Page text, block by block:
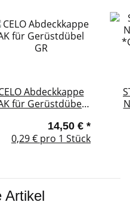
Abdeckkappe
für Gerüstdübel
14,50 € *
0,29 € pro 1 Stück
Artikel